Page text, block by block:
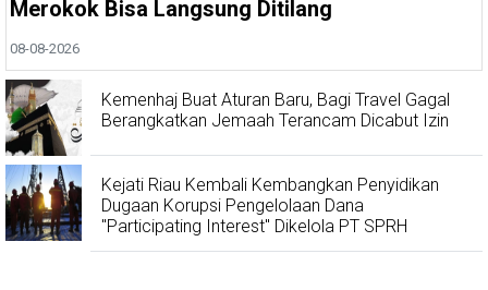
Merokok Bisa Langsung Ditilang
08-08-2026
Kemenhaj Buat Aturan Baru, Bagi Travel Gagal
Berangkatkan Jemaah Terancam Dicabut Izin
Kejati Riau Kembali Kembangkan Penyidikan
Dugaan Korupsi Pengelolaan Dana
"Participating Interest" Dikelola PT SPRH